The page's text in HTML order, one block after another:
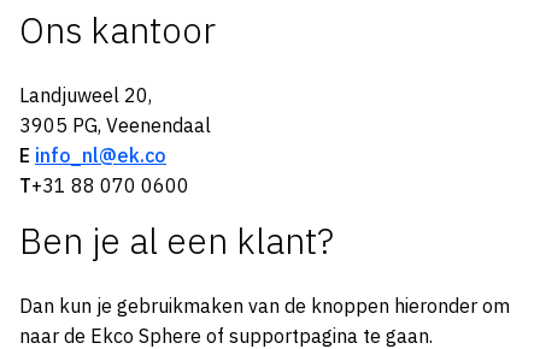
Ons kantoor
Landjuweel 20,
3905 PG, Veenendaal
E info_nl@ek.co
T+31 88 070 0600
Ben je al een klant?
Dan kun je gebruikmaken van de knoppen hieronder om
naar de Ekco Sphere of supportpagina te gaan.